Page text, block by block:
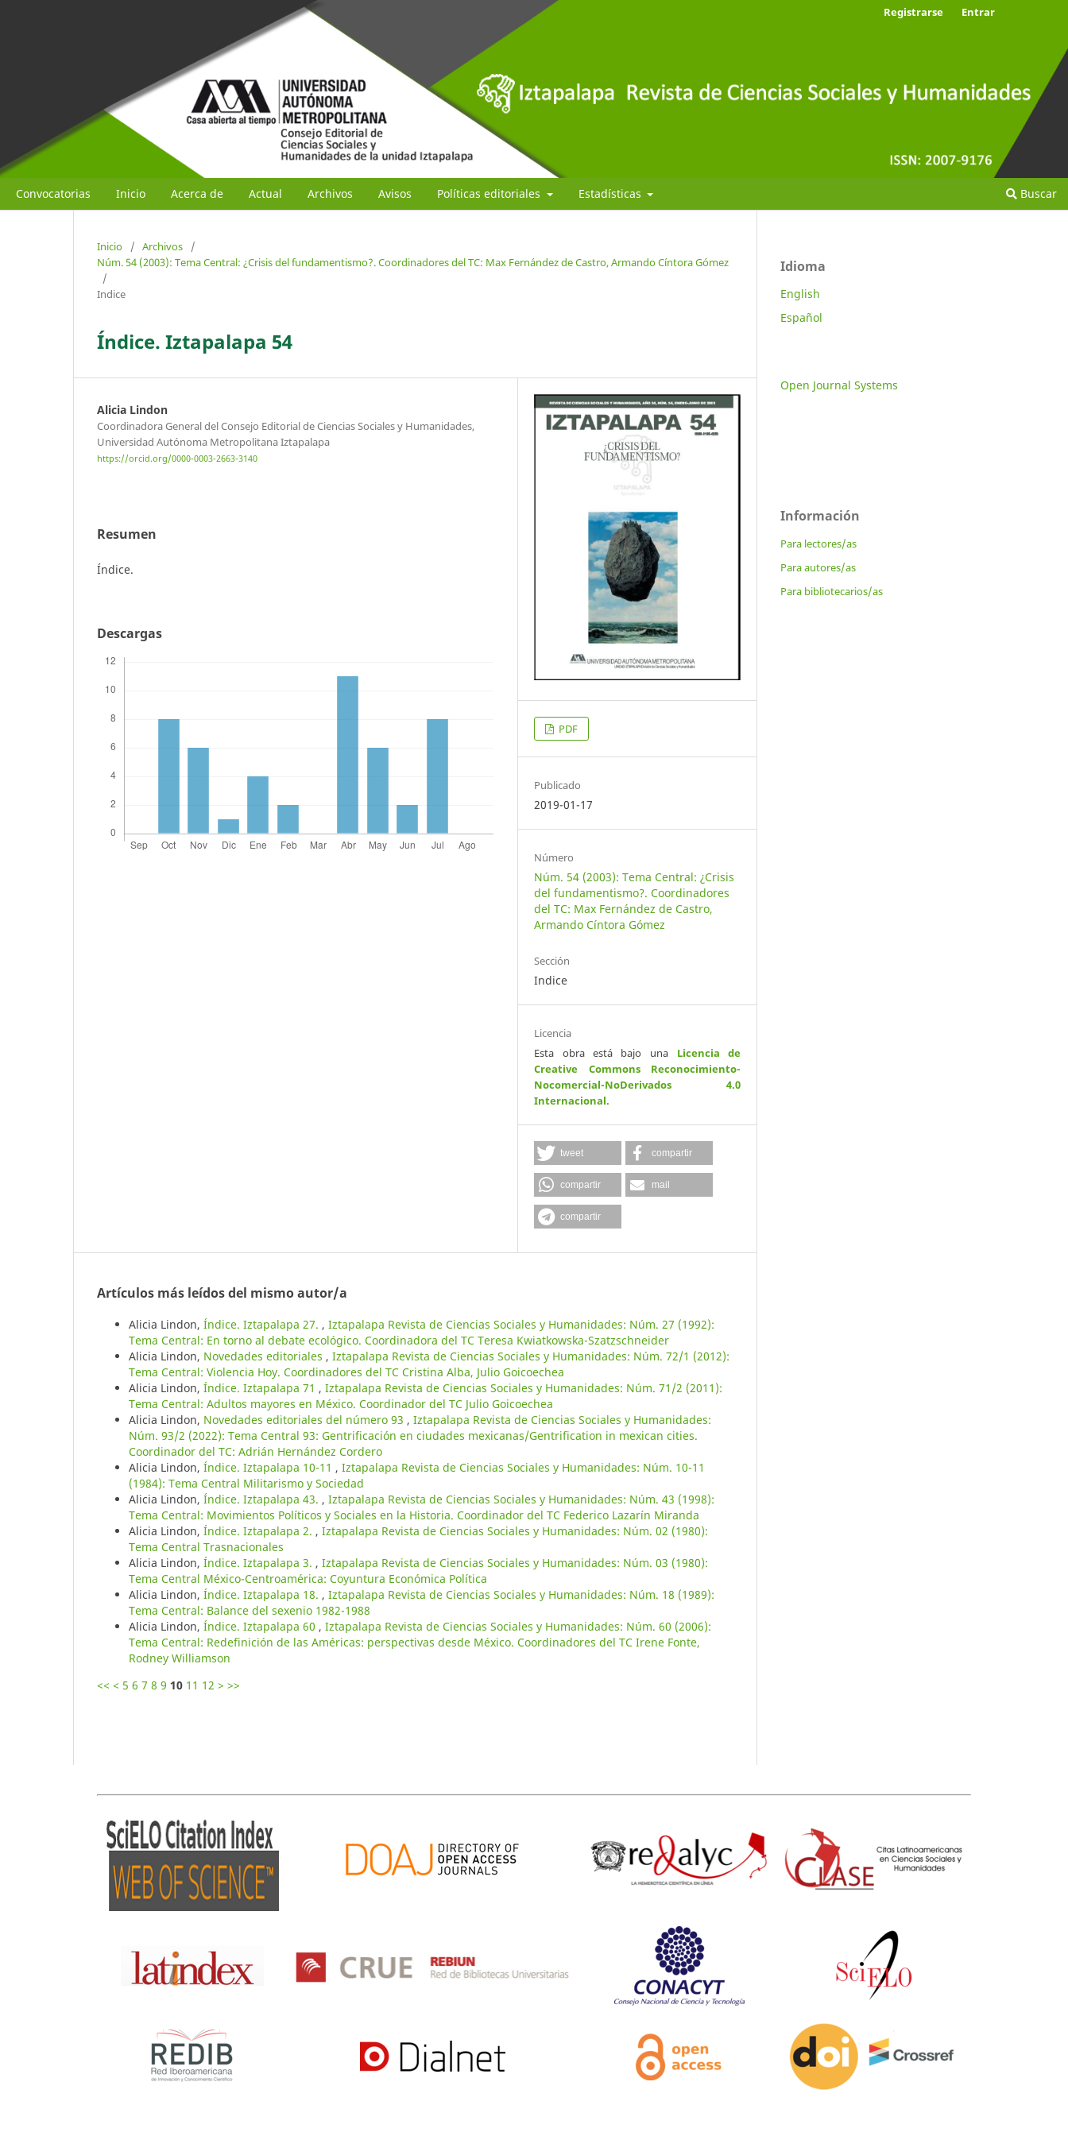
Convocatorias Inicio Acerca de Actual Archivos Avisos Políticas editoriales Estadísticas Buscar
Registrarse Entrar
Inicio / Archivos
/
Núm. 54 (2003): Tema Central: ¿Crisis del fundamentismo?. Coordinadores del TC: Max Fernández de Castro, Armando Cíntora Gómez
/
Indice
Índice. Iztapalapa 54
Alicia Lindon
Coordinadora General del Consejo Editorial de Ciencias Sociales y Humanidades,
Universidad Autónoma Metropolitana Iztapalapa
https://orcid.org/0000-0003-2663-3140
Resumen
Índice.
Descargas
PDF
Publicado
2019-01-17
Número
Núm. 54 (2003): Tema Central: ¿Crisis
del fundamentismo?. Coordinadores
del TC: Max Fernández de Castro,
Armando Cíntora Gómez
Sección
Indice
Licencia
Esta obra está bajo una Licencia de
Creative Commons Reconocimiento-
Nocomercial-NoDerivados 4.0
Internacional.
tweet compartir
compartir mail
compartir
Artículos más leídos del mismo autor/a
Alicia Lindon, Índice. Iztapalapa 27. , Iztapalapa Revista de Ciencias Sociales y Humanidades: Núm. 27 (1992):
Tema Central: En torno al debate ecológico. Coordinadora del TC Teresa Kwiatkowska-Szatzschneider
Alicia Lindon, Novedades editoriales , Iztapalapa Revista de Ciencias Sociales y Humanidades: Núm. 72/1 (2012):
Tema Central: Violencia Hoy. Coordinadores del TC Cristina Alba, Julio Goicoechea
Alicia Lindon, Índice. Iztapalapa 71 , Iztapalapa Revista de Ciencias Sociales y Humanidades: Núm. 71/2 (2011):
Tema Central: Adultos mayores en México. Coordinador del TC Julio Goicoechea
Alicia Lindon, Novedades editoriales del número 93 , Iztapalapa Revista de Ciencias Sociales y Humanidades:
Núm. 93/2 (2022): Tema Central 93: Gentrificación en ciudades mexicanas/Gentrification in mexican cities.
Coordinador del TC: Adrián Hernández Cordero
Alicia Lindon, Índice. Iztapalapa 10-11 , Iztapalapa Revista de Ciencias Sociales y Humanidades: Núm. 10-11
(1984): Tema Central Militarismo y Sociedad
Alicia Lindon, Índice. Iztapalapa 43. , Iztapalapa Revista de Ciencias Sociales y Humanidades: Núm. 43 (1998):
Tema Central: Movimientos Políticos y Sociales en la Historia. Coordinador del TC Federico Lazarín Miranda
Alicia Lindon, Índice. Iztapalapa 2. , Iztapalapa Revista de Ciencias Sociales y Humanidades: Núm. 02 (1980):
Tema Central Trasnacionales
Alicia Lindon, Índice. Iztapalapa 3. , Iztapalapa Revista de Ciencias Sociales y Humanidades: Núm. 03 (1980):
Tema Central México-Centroamérica: Coyuntura Económica Política
Alicia Lindon, Índice. Iztapalapa 18. , Iztapalapa Revista de Ciencias Sociales y Humanidades: Núm. 18 (1989):
Tema Central: Balance del sexenio 1982-1988
Alicia Lindon, Índice. Iztapalapa 60 , Iztapalapa Revista de Ciencias Sociales y Humanidades: Núm. 60 (2006):
Tema Central: Redefinición de las Américas: perspectivas desde México. Coordinadores del TC Irene Fonte,
Rodney Williamson
<< < 5 6 7 8 9 10 11 12 > >>
Idioma
English
Español
Open Journal Systems
Información
Para lectores/as
Para autores/as
Para bibliotecarios/as